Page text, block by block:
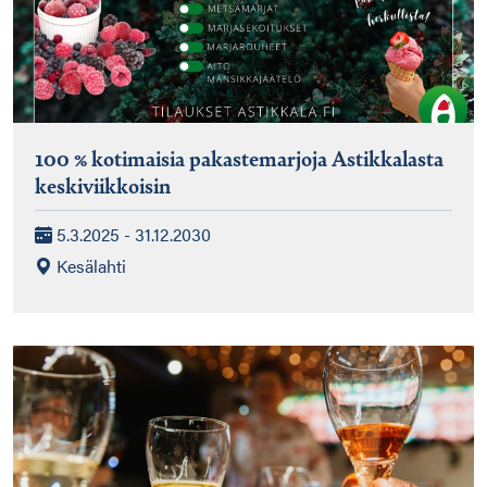
100 % kotimaisia pakastemarjoja Astikkalasta
keskiviikkoisin
5.3.2025 - 31.12.2030
Kesälahti